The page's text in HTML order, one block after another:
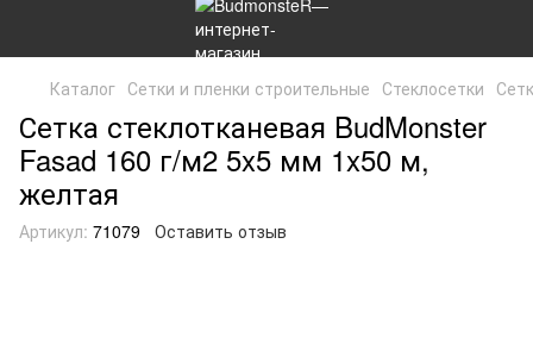
Каталог Сетки и пленки строительные Стеклосетки
Сетка стеклотканевая BudMonster
Fasad 160 г/м2 5x5 мм 1x50 м,
желтая
Артикул: 71079 Оставить отзыв